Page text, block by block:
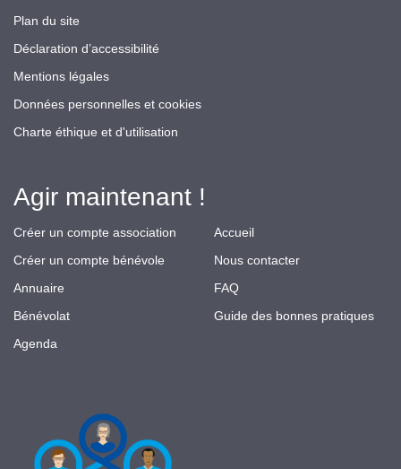
Plan du site
Déclaration d’accessibilité
Mentions légales
Données personnelles et cookies
Charte éthique et d'utilisation
Agir maintenant !
Créer un compte association
Créer un compte bénévole
Annuaire
Bénévolat
Agenda
Accueil
Nous contacter
FAQ
Guide des bonnes pratiques